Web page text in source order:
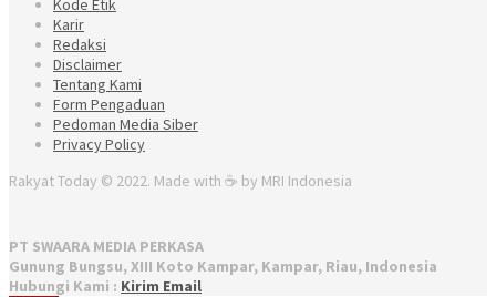
Kode Etik
Karir
Redaksi
Disclaimer
Tentang Kami
Form Pengaduan
Pedoman Media Siber
Privacy Policy
Rakyat Today © 2022. Made with ☕ by MRI Indonesia
PT SWAARA MEDIA PERKASA
Gunung Bungsu, XIII Koto Kampar, Kampar, Riau, Indonesia
Hubungi Kami : Kirim Email